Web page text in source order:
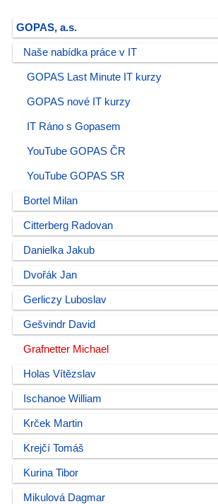
GOPAS, a.s.
Naše nabídka práce v IT
GOPAS Last Minute IT kurzy
GOPAS nové IT kurzy
IT Ráno s Gopasem
YouTube GOPAS ČR
YouTube GOPAS SR
Bortel Milan
Citterberg Radovan
Danielka Jakub
Dvořák Jan
Gerliczy Luboslav
Gešvindr David
Grafnetter Michael
Holas Vítězslav
Ischanoe William
Krček Martin
Krejčí Tomáš
Kurina Tibor
Mikulová Dagmar